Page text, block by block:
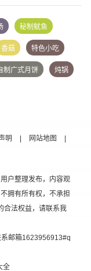
秘制鱿鱼
香菇 特色小吃
制广式月饼 炖锅
明 网站地图
户整理发布，内容观
拥有所有权，不承担
合法权益，请联系我
系邮箱1623956913#q
全